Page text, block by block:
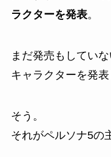
ラクターを発表。
まだ発売もしてい
キャラクターを発表
そう。
それがペルソナ5の